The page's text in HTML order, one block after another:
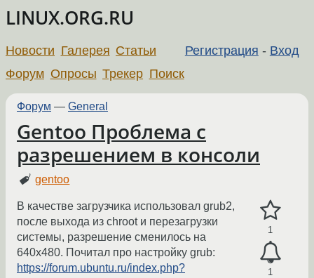
LINUX.ORG.RU
Регистрация - Вход
Новости Галерея Статьи
Форум Опросы Трекер Поиск
Форум — General
Gentoo Проблема с
разрешением в консоли
gentoo
1
1
В качестве загрузчика использовал grub2,
после выхода из chroot и перезагрузки
системы, разрешение сменилось на
640х480. Почитал про настройку grub:
https://forum.ubuntu.ru/index.php?